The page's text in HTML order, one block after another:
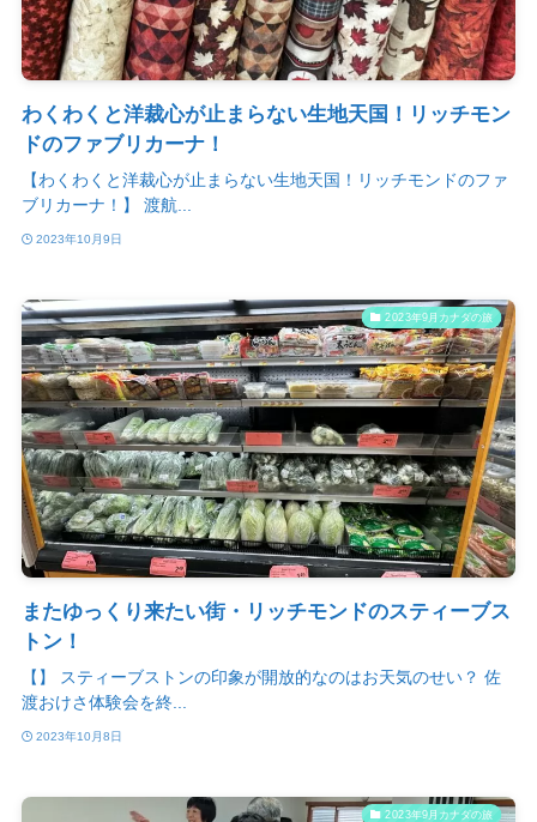
わくわくと洋裁心が止まらない生地天国！リッチモン
ドのファブリカーナ！
【わくわくと洋裁心が止まらない生地天国！リッチモンドのファ
ブリカーナ！】 渡航...
2023年10月9日
2023年9月カナダの旅
またゆっくり来たい街・リッチモンドのスティーブス
トン！
【】 スティーブストンの印象が開放的なのはお天気のせい？ 佐
渡おけさ体験会を終...
2023年10月8日
2023年9月カナダの旅